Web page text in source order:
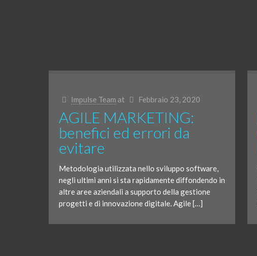
Impulse Team at Febbraio 23, 2020
AGILE MARKETING:
benefici ed errori da
evitare
Metodologia utilizzata nello sviluppo software,
negli ultimi anni si sta rapidamente diffondendo in
altre aree aziendali a supporto della gestione
progetti e di innovazione digitale. Agile […]